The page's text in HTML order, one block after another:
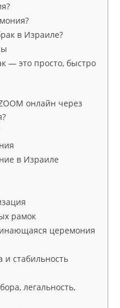
в Израиле?
— это просто, быстро
онлайн через
в Израиле
рамок
церемония
стабильность
легальность,